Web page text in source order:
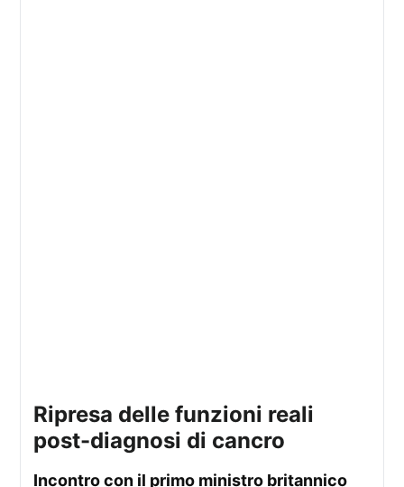
ripresa delle funzioni reali
post-diagnosi di cancro
incontro con il primo ministro britannico